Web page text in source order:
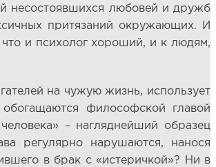
несостоявшихся любовей и дружб
притязаний окружающих. И
и психолог хороший, и к людям,
на чужую жизнь, использует
философской главой
– нагляднейший образец
регулярно нарушаются, нанося
в брак с «истеричкой»? Ни в